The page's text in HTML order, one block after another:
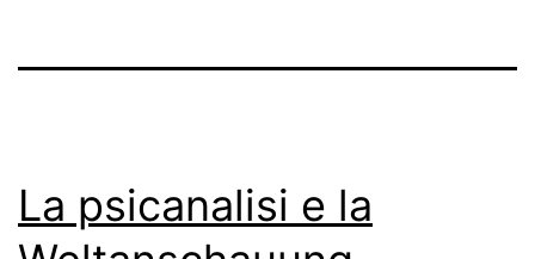
La psicanalisi e la